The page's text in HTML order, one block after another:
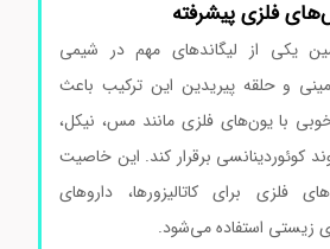
یکی از لیگاندهای مهم در شیمی
و حلقه پیریدین این ترکیب باعث
با یون‌های فلزی مانند مس، نیکل،
برقرار کند. این خاصیت
برای کاتالیزورها، داروهای
استفاده می‌شود.